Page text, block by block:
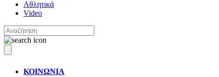
Αθλητικά
Video
ΚΟΙΝΩΝΙΑ